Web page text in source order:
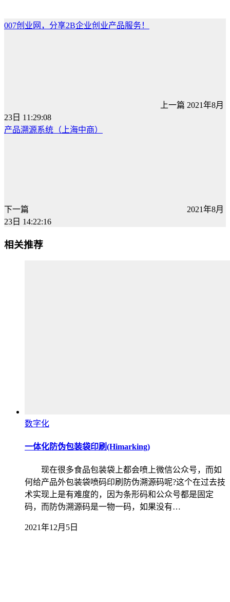
007创业网，分享2B企业创业产品服务！
上一篇 2021年8月
23日 11:29:08
产品溯源系统（上海中商）
下一篇
2021年8月
23日 14:22:16
相关推荐
数字化
一体化防伪包装袋印刷(Himarking)
现在很多食品包装袋上都会喷上微信公众号，而如
何给产品外包装袋喷码印刷防伪溯源码呢?这个在过去技
术实现上是有难度的，因为条形码和公众号都是固定
码，而防伪溯源码是一物一码，如果没有…
2021年12月5日